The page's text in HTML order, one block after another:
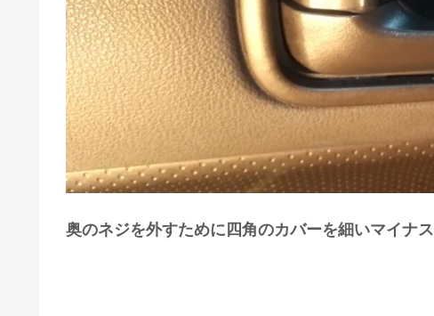
奥のネジを外すために四角のカバーを細いマイナ